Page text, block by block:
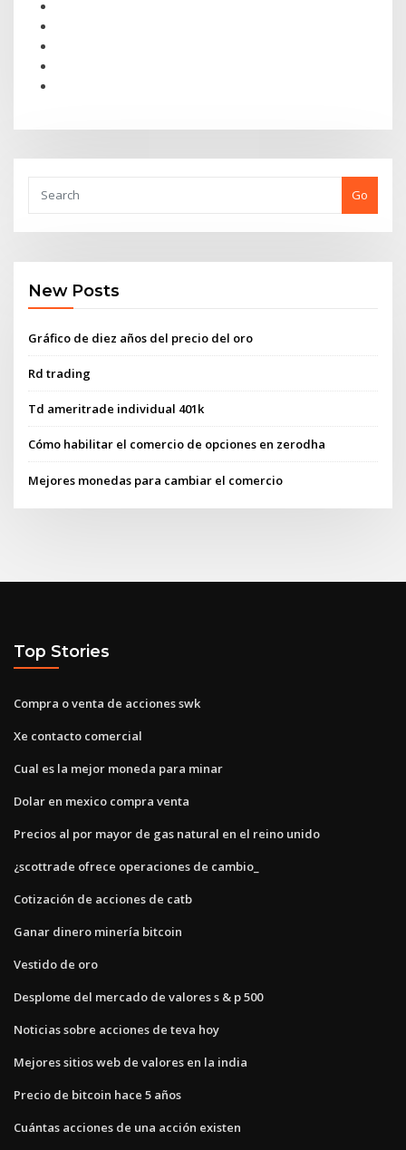
Go
New Posts
Gráfico de diez años del precio del oro
Rd trading
Td ameritrade individual 401k
Cómo habilitar el comercio de opciones en zerodha
Mejores monedas para cambiar el comercio
Top Stories
Compra o venta de acciones swk
Xe contacto comercial
Cual es la mejor moneda para minar
Dolar en mexico compra venta
Precios al por mayor de gas natural en el reino unido
¿scottrade ofrece operaciones de cambio_
Cotización de acciones de catb
Ganar dinero minería bitcoin
Vestido de oro
Desplome del mercado de valores s & p 500
Noticias sobre acciones de teva hoy
Mejores sitios web de valores en la india
Precio de bitcoin hace 5 años
Cuántas acciones de una acción existen